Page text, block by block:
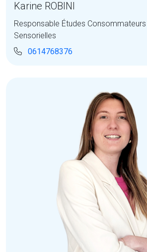
Karine ROBINI
Responsable Études Consommateurs
Sensorielles
0614768376